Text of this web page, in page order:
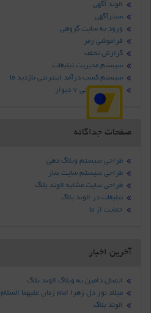
الوند آگهی
سنترآگهی
ورود به سایت گروهی
فراموشی رمز
گزارش تخلف
سیستم مدیریت تبلیغات
سیستم کسب درآمد اینترنتی بازدید فا
سامانه تبلیغاتی 7 دیوار
صفحات جداگانه
طراحی سیستم وبلاگ دهی
طراحی سیستم سایت ساز
طراحی سایت مشابه الوند بلاگ
تبلیغات در الوند بلاگ
حمایت از ما
آخرین اخبار
اتصال دامین به وبلاگ الوند بلاگ
میلاد نور دل زهرا امام زمان علیهما السلام
الوند بلاگ